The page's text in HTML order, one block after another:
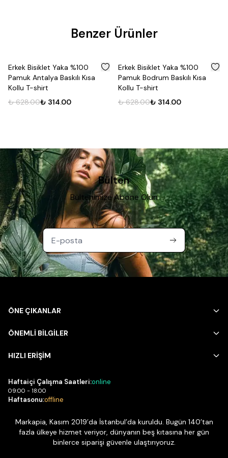
Benzer Ürünler
% 50
Erkek Bisiklet Yaka %100
Pamuk Antalya Baskılı Kısa
Kollu T-shirt
₺ 628.00₺ 314.00
% 50
Erkek Bisiklet Yaka %100
Pamuk Bodrum Baskılı Kısa
Kollu T-shirt
₺ 628.00₺ 314.00
Bülten
Bültenimize Abone Olun
ÖNE ÇIKANLAR
ÖNEMLİ BİLGİLER
HIZLI ERİŞİM
Haftaiçi Çalışma Saatleri:online
09:00 - 18:00
Haftasonu:offline
Markapia, Kasım 2019’da İstanbul’da kuruldu. Bugün 140’tan
fazla ülkeye hizmet veriyor, dünyanın beş kıtasına her gün
binlerce siparişi güvenle ulaştırıyoruz.